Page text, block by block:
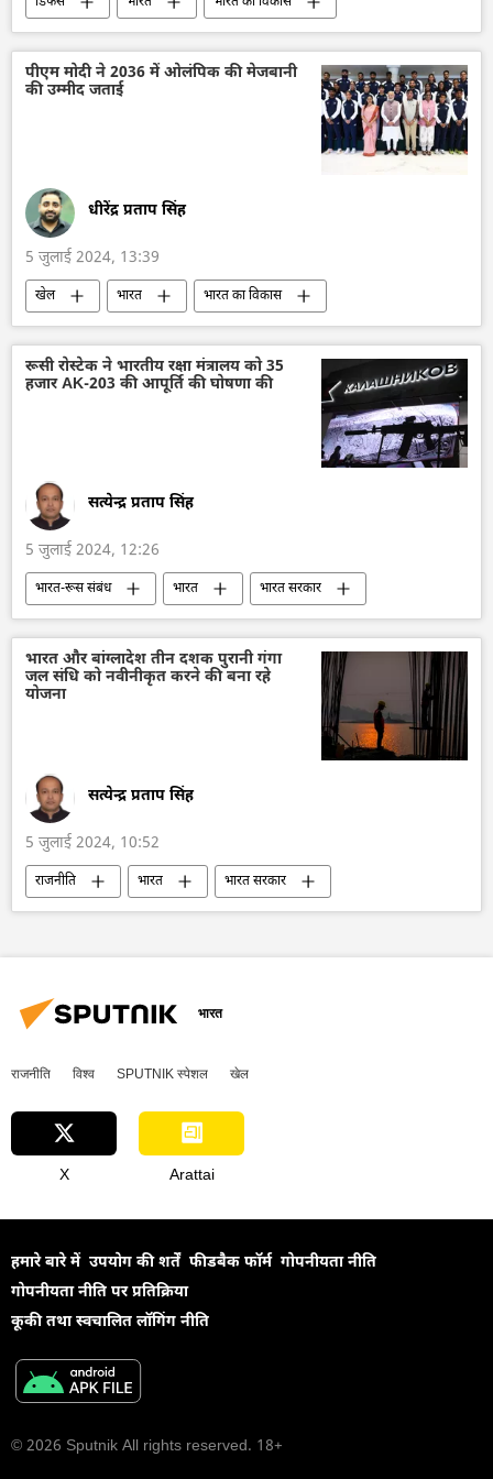
भारत सरकार
रक्षा मंत्रालय (MoD)
रक्षा उत्पादों का निर्यात
रक्षा-पंक्ति
वायु रक्षा
राष्ट्रीय सुरक्षा
नरेन्द्र मोदी
पीएम मोदी ने 2036 में ओलंपिक की मेजबानी
की उम्मीद जताई
धीरेंद्र प्रताप सिंह
5 जुलाई 2024, 13:39
खेल भारत
भारत का विकास
भारत सरकार
ओलिंपिक खेल
फ्रांस
पेरिस
खेल नरेन्द्र मोदी
रूसी रोस्टेक ने भारतीय रक्षा मंत्रालय को 35
हजार AK-203 की आपूर्ति की घोषणा की
सत्येन्द्र प्रताप सिंह
5 जुलाई 2024, 12:26
भारत-रूस संबंध भारत
भारत सरकार
भारत का विकास
रूस
रक्षा-पंक्ति
रक्षा मंत्रालय (MoD)
भारतीय सेना
आत्मनिर्भर भारत
हथियारों की आपूर्ति
सैन्य प्रौद्योगिकी
भारत और बांग्लादेश तीन दशक पुरानी गंगा
जल संधि को नवीनीकृत करने की बना रहे
योजना
सत्येन्द्र प्रताप सिंह
5 जुलाई 2024, 10:52
राजनीति भारत
भारत सरकार
भारत का विकास
गंगा नदी
बांग्लादेश
प्राकृतिक संसाधन
भारत
राजनीति विश्व SPUTNIK स्पेशल खेल
X Arattai
हमारे बारे में उपयोग की शर्तें फीडबैक फॉर्म गोपनीयता नीति
गोपनीयता नीति पर प्रतिक्रिया
कूकी तथा स्वचालित लॉगिंग नीति
© 2026 Sputnik All rights reserved. 18+